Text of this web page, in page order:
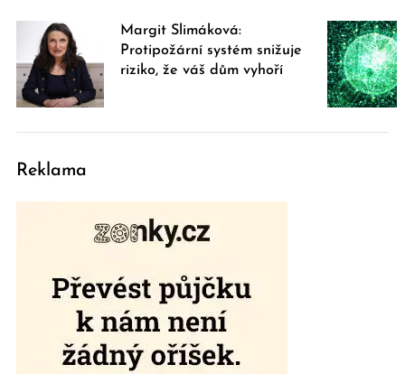
Margit Slimáková:
Protipožární systém snižuje
riziko, že váš dům vyhoří
Reklama